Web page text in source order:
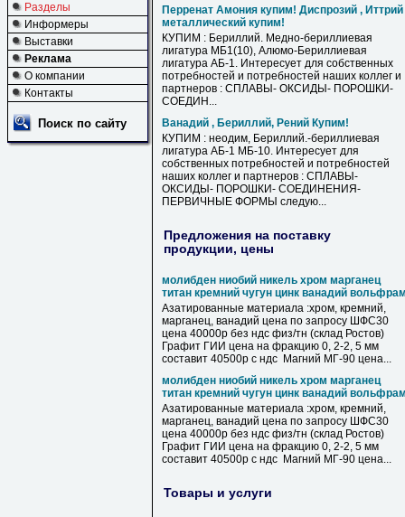
Разделы
Информеры
Выставки
Реклама
О компании
Контакты
Поиск по сайту
Перренат Амония купим! Диспрозий , Иттрий
металлический купим!
КУПИМ : Бериллий. Медно-бериллиевая
лигатура МБ1(10), Алюмо-Бериллиевая
лигатура АБ-1. Интересует для собственных
потребностей и потребностей наших коллег и
партнеров : СПЛАВЫ- ОКСИДЫ- ПОРОШКИ-
СОЕДИН...
Ванадий , Бериллий, Рений Купим!
КУПИМ : неодим, Бериллий.-бериллиевая
лигатура АБ-1 МБ-10. Интересует для
собственных потребностей и потребностей
наших коллег и партнеров : СПЛАВЫ-
ОКСИДЫ- ПОРОШКИ- СОЕДИНЕНИЯ-
ПЕРВИЧНЫЕ ФОРМЫ следую...
Предложения на поставку
продукции, цены
молибден ниобий никель хром марганец
титан кремний чугун цинк ванадий
Азатированные материала :хром, кремний,
марганец, ванадий цена по запросу ШФС30
цена 40000р без ндс физ/тн (склад Ростов)
Графит ГИИ цена на фракцию 0, 2-2, 5 мм
составит 40500р с ндс Магний МГ-90 цена...
молибден ниобий никель хром марганец
титан кремний чугун цинк ванадий
Азатированные материала :хром, кремний,
марганец, ванадий цена по запросу ШФС30
цена 40000р без ндс физ/тн (склад Ростов)
Графит ГИИ цена на фракцию 0, 2-2, 5 мм
составит 40500р с ндс Магний МГ-90 цена...
Товары и услуги